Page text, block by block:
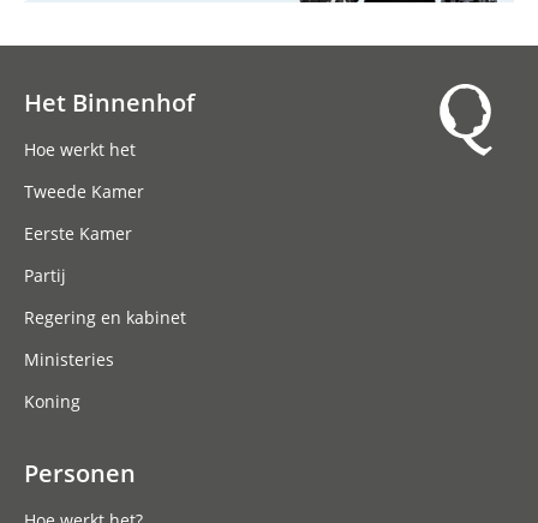
Het Binnenhof
Hoe werkt het
Tweede Kamer
Eerste Kamer
Partij
Regering en kabinet
Ministeries
Koning
Personen